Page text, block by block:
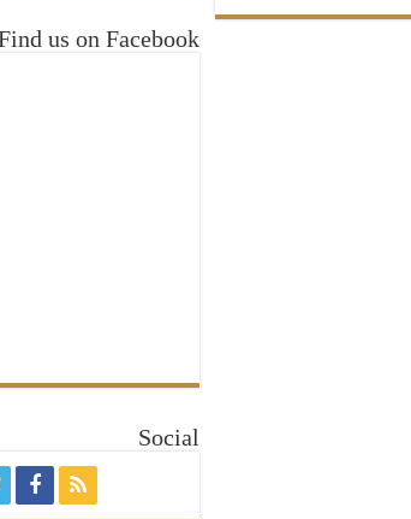
us on Facebook
Social